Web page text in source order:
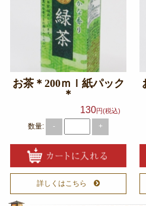
お茶＊200ｍｌ紙パック
＊
130円(税込)
数量: - +
詳しくはこちら